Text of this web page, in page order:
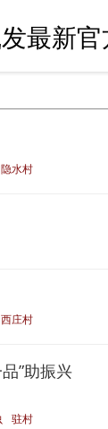
最新
隐水村
西庄村
”助振兴
驻村